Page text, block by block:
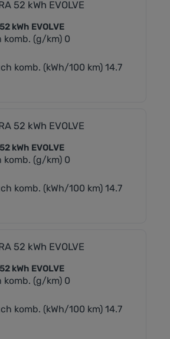
kWh EVOLVE
komb. (g/km) 0
komb. (kWh/100 km) 14.7
kWh EVOLVE
komb. (g/km) 0
komb. (kWh/100 km) 14.7
kWh EVOLVE
komb. (g/km) 0
komb. (kWh/100 km) 14.7